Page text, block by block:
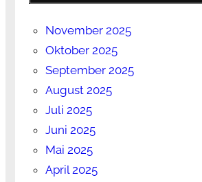
November 2025
Oktober 2025
September 2025
August 2025
Juli 2025
Juni 2025
Mai 2025
April 2025